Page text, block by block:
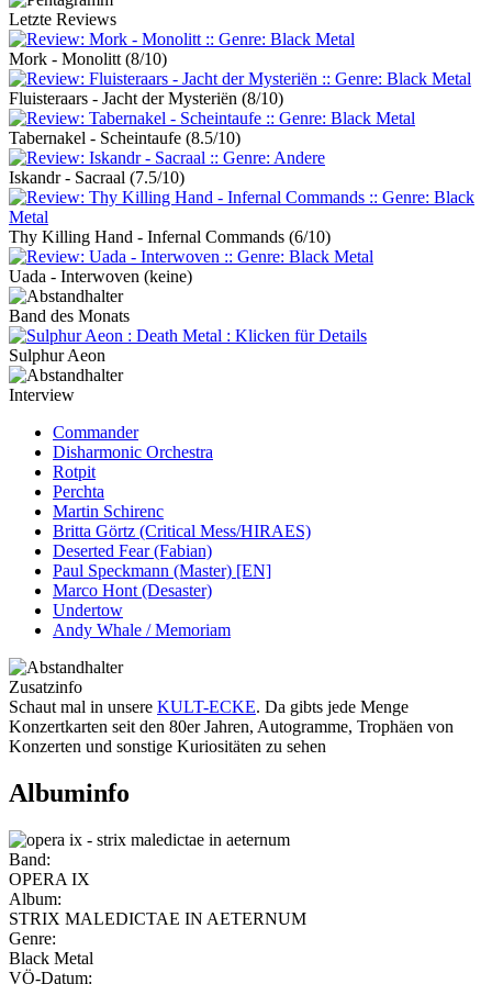
Letzte Reviews
Mork - Monolitt (8/10)
Fluisteraars - Jacht der Mysteriën (8/10)
Tabernakel - Scheintaufe (8.5/10)
Iskandr - Sacraal (7.5/10)
Thy Killing Hand - Infernal Commands (6/10)
Uada - Interwoven (keine)
Band des Monats
Sulphur Aeon
Interview
Commander
Disharmonic Orchestra
Rotpit
Perchta
Martin Schirenc
Britta Görtz (Critical Mess/HIRAES)
Deserted Fear (Fabian)
Paul Speckmann (Master) [EN]
Marco Hont (Desaster)
Undertow
Andy Whale / Memoriam
Zusatzinfo
Schaut mal in unsere KULT-ECKE. Da gibts jede Menge
Konzertkarten seit den 80er Jahren, Autogramme, Trophäen von
Konzerten und sonstige Kuriositäten zu sehen
Albuminfo
Band:
OPERA IX
Album:
STRIX MALEDICTAE IN AETERNUM
Genre:
Black Metal
VÖ-Datum: